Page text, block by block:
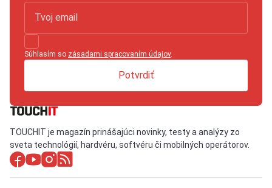
Súhlasím so zásadami spracovaním údajov.
Potvrdiť
TOUCHIT je magazín prinášajúci novinky, testy a analýzy zo
sveta technológií, hardvéru, softvéru či mobilných operátorov.